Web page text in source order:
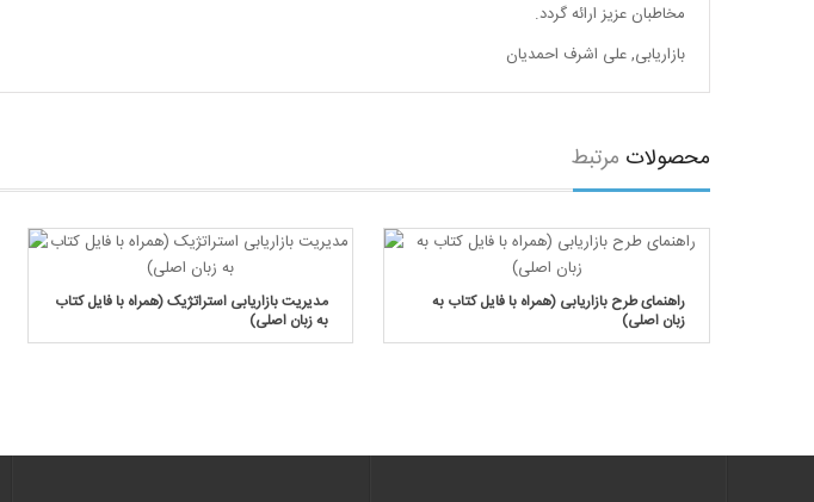
مخاطبان عزیز ارائه گردد.
بازاریابی,علی اشرف احمدیان
محصولات مرتبط
مدیریت بازاریابی استراتژیک (همراه با فایل کتاب
به زبان اصلی)
راهنمای طرح بازاریابی (همراه با فایل کتاب به
زبان اصلی)